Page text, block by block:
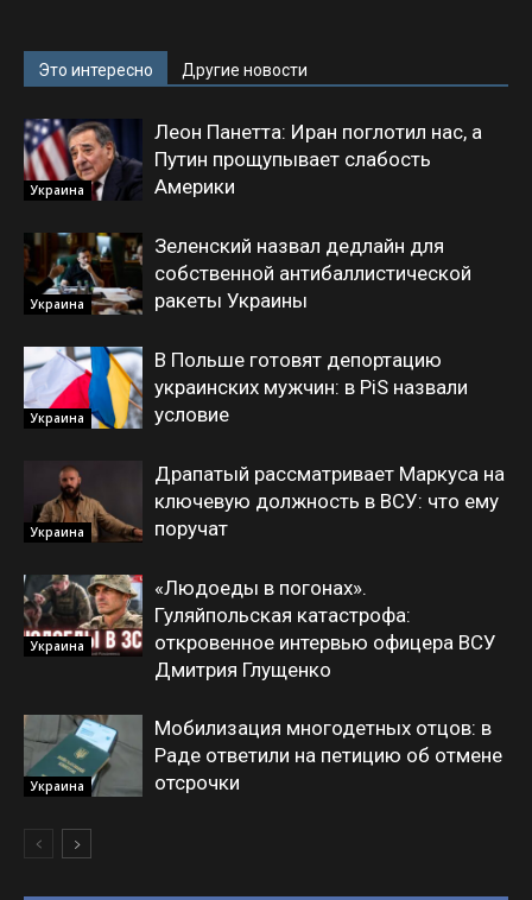
Это интересно Другие новости
Украина
Леон Панетта: Иран поглотил нас, а
Путин прощупывает слабость
Америки
Украина
Зеленский назвал дедлайн для
собственной антибаллистической
ракеты Украины
Украина
В Польше готовят депортацию
украинских мужчин: в PiS назвали
условие
Украина
Драпатый рассматривает Маркуса на
ключевую должность в ВСУ: что ему
поручат
Украина
«Людоеды в погонах».
Гуляйпольская катастрофа:
откровенное интервью офицера ВСУ
Дмитрия Глущенко
Украина
Мобилизация многодетных отцов: в
Раде ответили на петицию об отмене
отсрочки